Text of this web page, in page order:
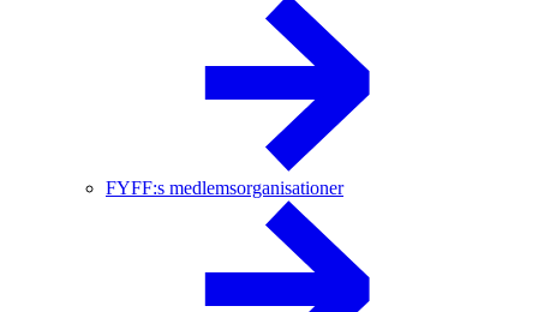
FYFF:s medlemsorganisationer